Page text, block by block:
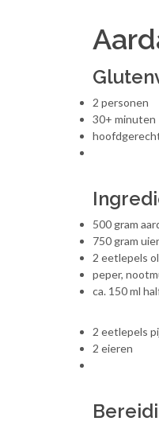
2 personen
30+ minuten
500 gram
750 gram
2 eetlepels
peper,
ca. 150 ml
2 eetlepels
2 eieren